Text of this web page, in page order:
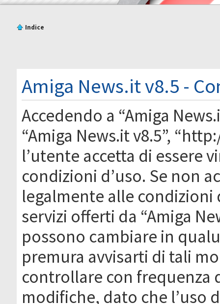
Indice
Amiga News.it v8.5 -
Accedendo a “Amiga
“Amiga News.it v8.5”,
l’utente accetta di essere
condizioni d’uso. Se non
legalmente alle condizioni
servizi offerti da “Amiga
possono cambiare in
premura avvisarti di tali
controllare con frequenza
modifiche, dato che l’uso